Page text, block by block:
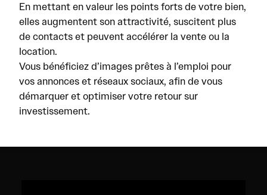
En mettant en valeur les points forts de votre bien,
elles augmentent son attractivité, suscitent plus
de contacts et peuvent accélérer la vente ou la
location.
Vous bénéficiez d’images prêtes à l’emploi pour
vos annonces et réseaux sociaux, afin de vous
démarquer et optimiser votre retour sur
investissement.